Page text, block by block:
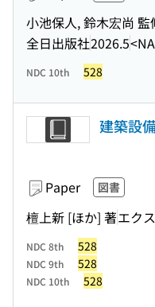
小池保人, 鈴木宏尚
全日出版社2026.5
NDC 10th 528
建築設
Paper 図書
檀上新 [ほか] 著エク
NDC 8th 528
NDC 9th 528
NDC 10th 528